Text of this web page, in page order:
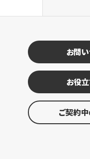
お問
お役
ご契約